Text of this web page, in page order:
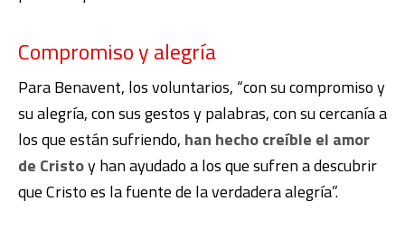
Compromiso y alegría
Para Benavent, los voluntarios, “con su compromiso y
su alegría, con sus gestos y palabras, con su cercanía a
los que están sufriendo, han hecho creíble el amor
de Cristoy han ayudado a los que sufren a descubrir
que Cristo es la fuente de la verdadera alegría”.